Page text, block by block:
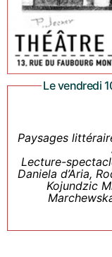
Le
Paysages
Lecture-
Daniela d’Aria,
Kojundzic